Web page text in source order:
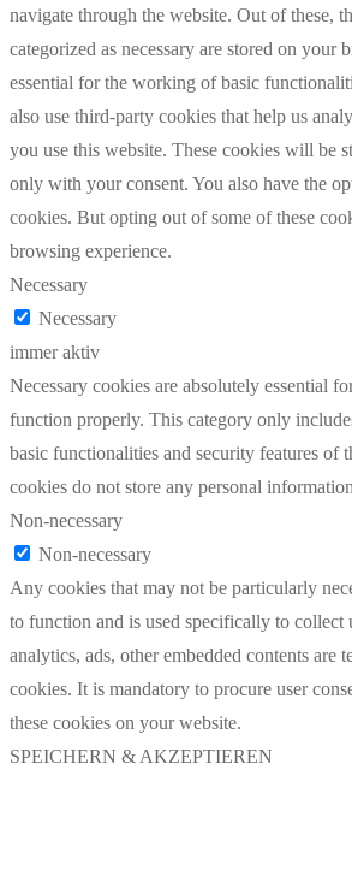
navigate through the website. Out of these,
categorized as necessary are stored on your
essential for the working of basic
also use third-party cookies that help us
you use this website. These cookies will be
only with your consent. You also have the
cookies. But opting out of some of these
browsing experience.
Necessary
Necessary
immer aktiv
Necessary cookies are absolutely essential
function properly. This category only
basic functionalities and security features of
cookies do not store any personal
Non-necessary
Non-necessary
Any cookies that may not be particularly
to function and is used specifically to collect
analytics, ads, other embedded contents are
cookies. It is mandatory to procure user
these cookies on your website.
SPEICHERN & AKZEPTIEREN